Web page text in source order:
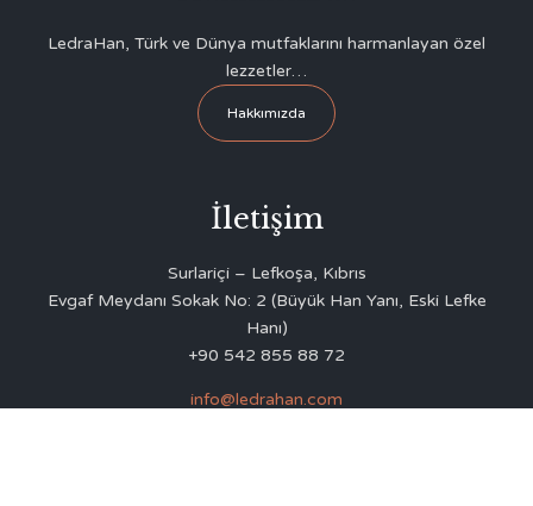
LedraHan, Türk ve Dünya mutfaklarını harmanlayan özel
lezzetler…
Hakkımızda
İletişim
Surlariçi – Lefkoşa, Kıbrıs
Evgaf Meydanı Sokak No: 2 (Büyük Han Yanı, Eski Lefke
Hanı)
+90 542 855 88 72
info@ledrahan.com